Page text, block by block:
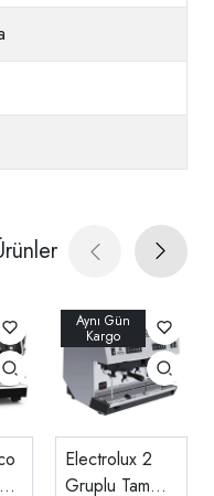
Electrolux 2
Gruplu Tam